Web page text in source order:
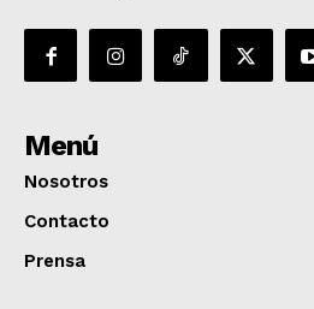
Menú
Nosotros
Contacto
Prensa